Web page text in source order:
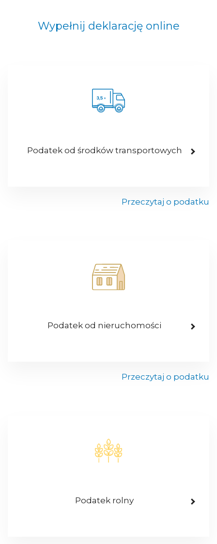
Wypełnij deklarację online
Podatek od środków transportowych
Przeczytaj o podatku
Podatek od nieruchomości
Przeczytaj o podatku
Podatek rolny